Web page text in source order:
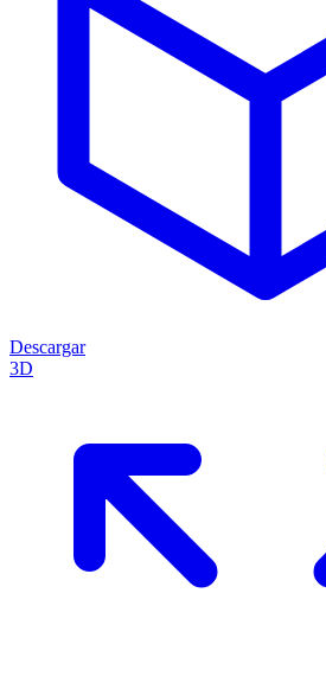
Descargar
3D